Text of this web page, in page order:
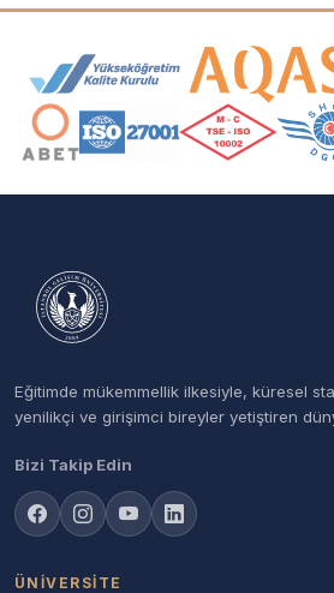
Akreditasyon ve
Eğitimde mükemmellik ilkesiyle, küresel
yenilikçi ve girişimci bireyler yetiştiren
Bizi Takip Edin
ÜNIVERSITE